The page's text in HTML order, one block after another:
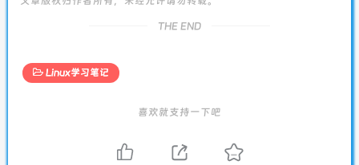
THE END
Linux学习笔记
喜欢就支持一下吧